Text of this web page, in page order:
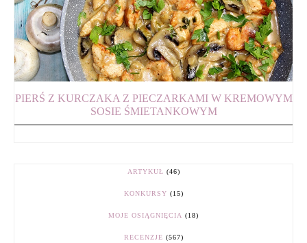
PIERŚ Z KURCZAKA Z PIECZARKAMI W KREMOWYM
SOSIE ŚMIETANKOWYM
ARTYKUŁ (46)
KONKURSY (15)
MOJE OSIĄGNIĘCIA (18)
RECENZJE (567)